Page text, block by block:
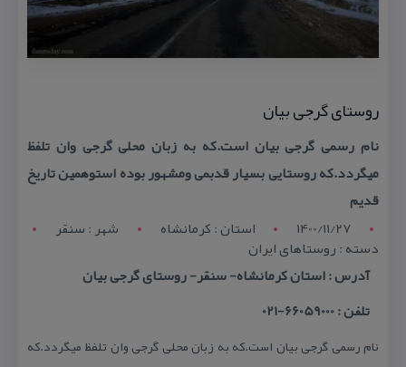
روستای گرجی بیان
نام رسمی گرجی بیان است.كه به زبان محلی گرجی وان تلفظ
میگردد.كه روستایی بسیار قدبمی ومشهور بوده استوهمین تاریخ
قدیم
1400/11/27
استان : کرمانشاه شهر : سنقر
دسته : روستاهای ایران
آدرس : استان كرمانشاه- سنقر- روستای گرجی بیان
تلفن : 66059000-021
نام رسمی گرجی بیان است.كه به زبان محلی گرجی وان تلفظ میگردد.كه